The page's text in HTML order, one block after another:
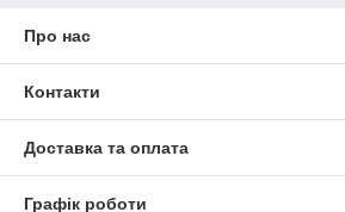
Про нас
Контакти
Доставка та оплата
Графік роботи